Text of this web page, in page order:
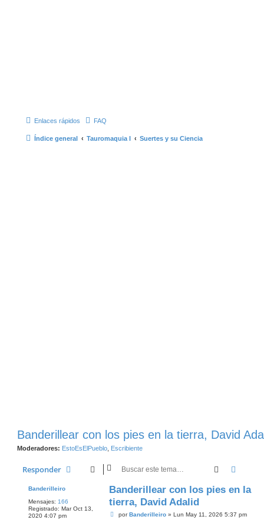
Enlaces rápidos FAQ
Índice general Tauromaquia I Suertes y su Ciencia
Banderillear con los pies en la tierra, David
Moderadores: EstoEsElPueblo Escribiente
Responder Buscar
Banderilleiro
Mensajes: 166
Registrado: Mar Oct 13,
2020 4:07 pm
Banderillear con los pies en la
tierra, David Adalid
MporBanderilleiro» Lun May 11, 2026 5:37 pm